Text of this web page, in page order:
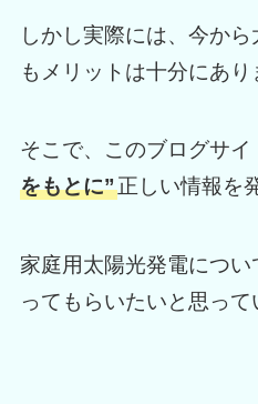
しかし実際には、今か
もメリットは十分にあり
そこで、このブログサイ
をもとに”正しい情報を
家庭用太陽光発電につ
ってもらいたいと思って